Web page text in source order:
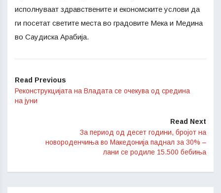
исполнуваат здравствените и економските услови да
ги посетат светите места во градовите Мека и Медина
во Саудиска Арабија.
Read Previous
Реконструкцијата на Владата се очекува од средина
на јуни
Read Next
За период од десет години, бројот на
новороденчиња во Македонија паднал за 30% –
лани се родиле 15.500 бебиња